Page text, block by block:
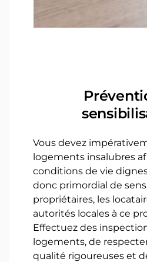
Vous devez
logements insalubres
conditions de vie
donc primordial de
propriétaires, les
autorités locales à ce
Effectuez des
logements, de
qualité rigoureuses et